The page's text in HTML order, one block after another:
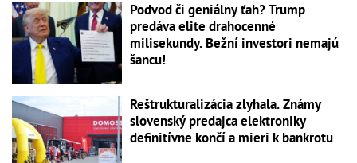
Podvod či geniálny ťah? Trump
predáva elite drahocenné
milisekundy. Bežní investori nemajú
šancu!
Reštrukturalizácia zlyhala. Známy
slovenský predajca elektroniky
definitívne končí a mieri k bankrotu